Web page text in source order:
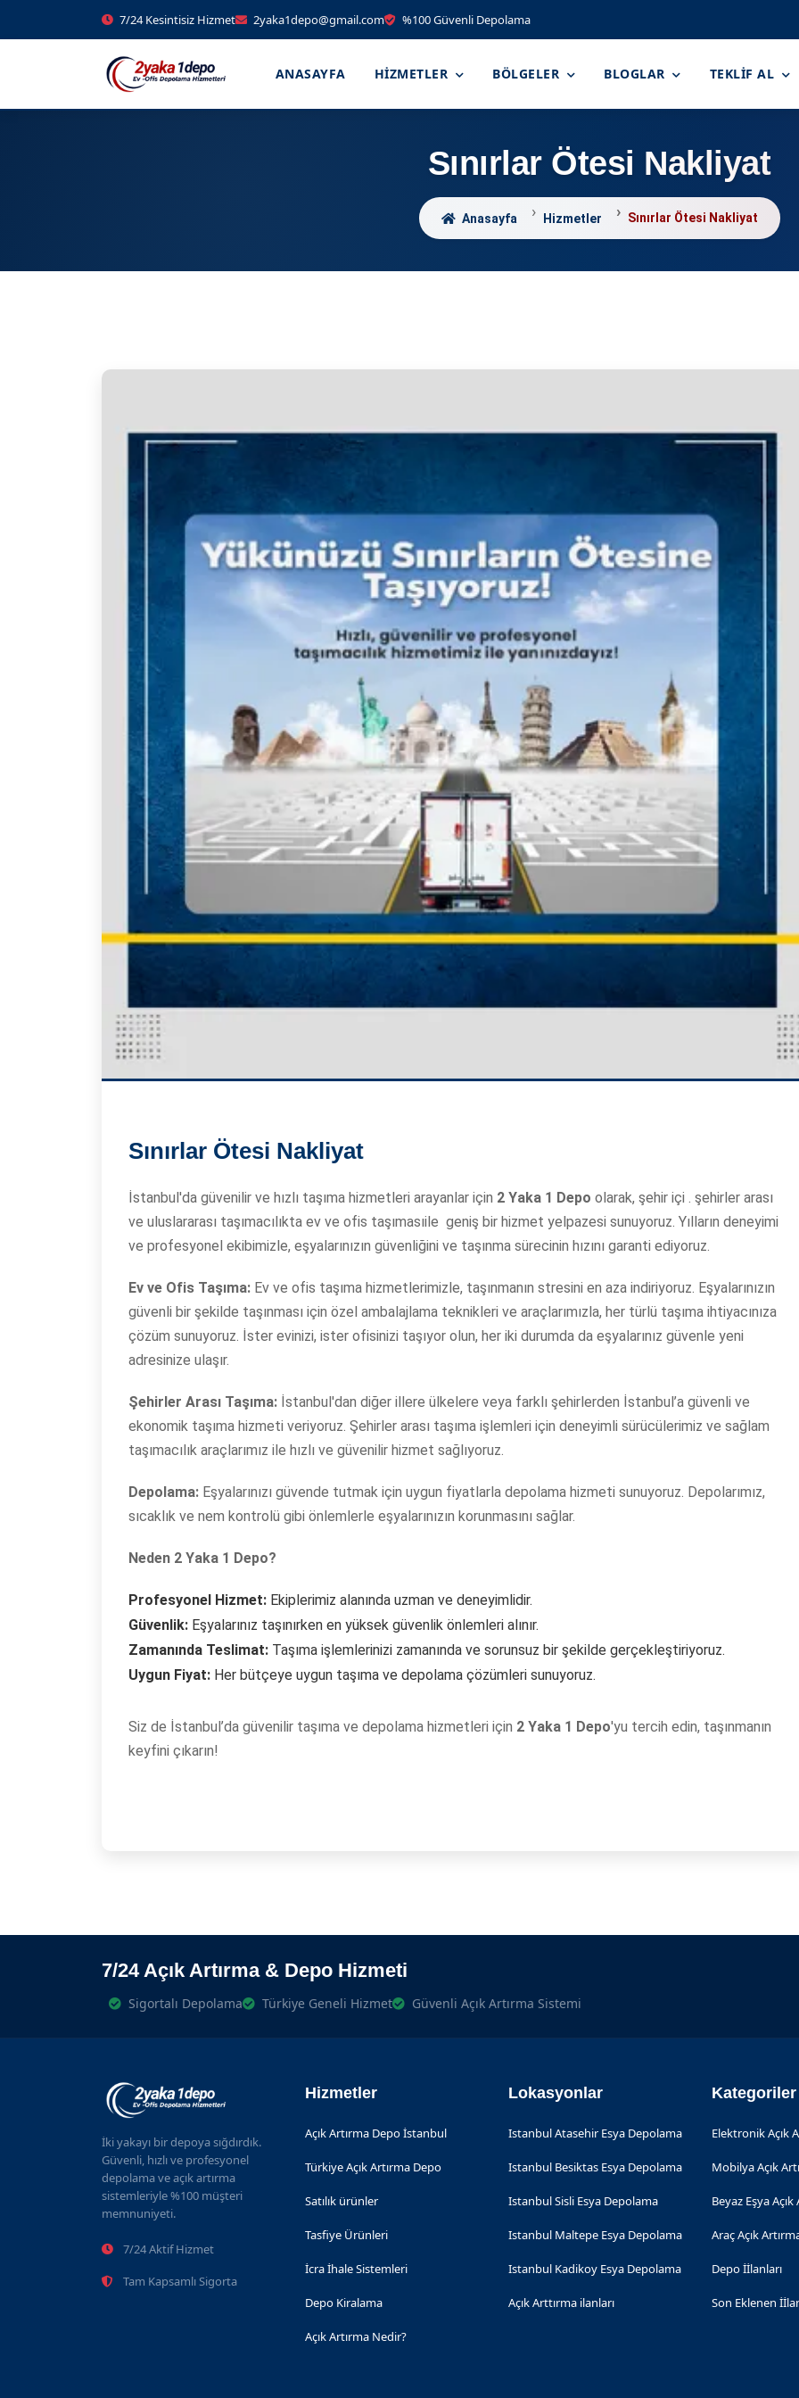
7/24 Kesintisiz Hizmet 2yaka1depo@gmail.com %100 Güvenli Depolama
ANASAYFA HIZMETLER BÖLGELER BLOGLAR TEKLIF AL
Sınırlar Ötesi Nakliyat
Anasayfa Hizmetler Sınırlar Ötesi Nakliyat
Sınırlar Ötesi Nakliyat
İstanbul'da güvenilir ve hızlı taşıma hizmetleri arayanlar için 2 Yaka 1 Depo olarak, şehir içi . şehirler arası
ve uluslararası taşımacılıkta ev ve ofis taşımasıile geniş bir hizmet yelpazesi sunuyoruz. Yılların deneyimi
ve profesyonel ekibimizle, eşyalarınızın güvenliğini ve taşınma sürecinin hızını garanti ediyoruz.
Ev ve Ofis Taşıma: Ev ve ofis taşıma hizmetlerimizle, taşınmanın stresini en aza indiriyoruz. Eşyalarınızın
güvenli bir şekilde taşınması için özel ambalajlama teknikleri ve araçlarımızla, her türlü taşıma ihtiyacınıza
çözüm sunuyoruz. İster evinizi, ister ofisinizi taşıyor olun, her iki durumda da eşyalarınız güvenle yeni
adresinize ulaşır.
Şehirler Arası Taşıma: İstanbul'dan diğer illere ülkelere veya farklı şehirlerden İstanbul’a güvenli ve
ekonomik taşıma hizmeti veriyoruz. Şehirler arası taşıma işlemleri için deneyimli sürücülerimiz ve sağlam
taşımacılık araçlarımız ile hızlı ve güvenilir hizmet sağlıyoruz.
Depolama: Eşyalarınızı güvende tutmak için uygun fiyatlarla depolama hizmeti sunuyoruz. Depolarımız,
sıcaklık ve nem kontrolü gibi önlemlerle eşyalarınızın korunmasını sağlar.
Neden 2 Yaka 1 Depo?
Profesyonel Hizmet: Ekiplerimiz alanında uzman ve deneyimlidir.
Güvenlik: Eşyalarınız taşınırken en yüksek güvenlik önlemleri alınır.
Zamanında Teslimat: Taşıma işlemlerinizi zamanında ve sorunsuz bir şekilde gerçekleştiriyoruz.
Uygun Fiyat: Her bütçeye uygun taşıma ve depolama çözümleri sunuyoruz.
Siz de İstanbul’da güvenilir taşıma ve depolama hizmetleri için 2 Yaka 1 Depo'yu tercih edin, taşınmanın
keyfini çıkarın!
7/24 Açık Artırma & Depo Hizmeti
Sigortalı Depolama Türkiye Geneli Hizmet Güvenli Açık Artırma Sistemi
İki yakayı bir depoya sığdırdık.
Güvenli, hızlı ve profesyonel
depolama ve açık artırma
sistemleriyle %100 müşteri
memnuniyeti.
7/24 Aktif Hizmet
Tam Kapsamlı Sigorta
Hizmetler
Açık Artırma Depo İstanbul
Türkiye Açık Artırma Depo
Satılık ürünler
Tasfiye Ürünleri
İcra İhale Sistemleri
Depo Kiralama
Açık Artırma Nedir?
Lokasyonlar
Istanbul Atasehir Esya Depolama
Istanbul Besiktas Esya Depolama
Istanbul Sisli Esya Depolama
Istanbul Maltepe Esya Depolama
Istanbul Kadikoy Esya Depolama
Açık Arttırma ilanları
Kategoriler
Elektronik Açık
Mobilya Açık
Beyaz Eşya Açık
Araç Açık
Depo İİlanları
Son Eklenen